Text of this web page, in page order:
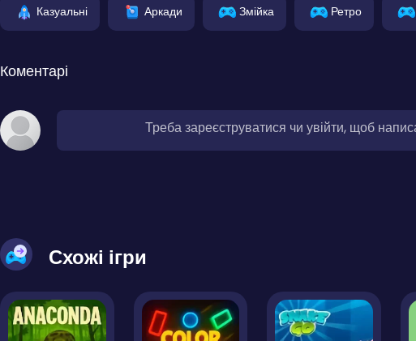
Казуальні Аркади Змійка Ретро
Коментарі
Треба зареєструватися чи увійти, щоб
Схожі ігри